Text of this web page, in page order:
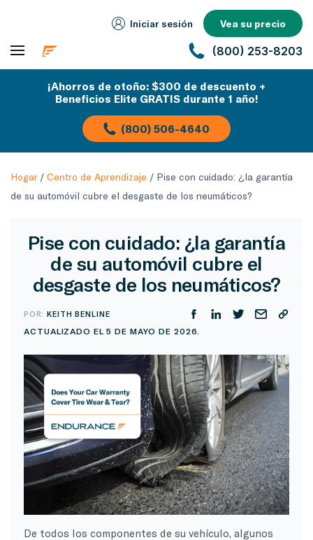
Iniciar sesión Vea su precio
(800) 253-8203
¡Ahorros de otoño: $300 de descuento +
Beneficios Elite GRATIS durante 1 año!
(800) 506-4640
Hogar/ Centro de Aprendizaje / Pise con cuidado: ¿la garantía
de su automóvil cubre el desgaste de los neumáticos?
Pise con cuidado: ¿la garantía
de su automóvil cubre el
desgaste de los neumáticos?
POR:KEITH BENLINE
ACTUALIZADO EL 5 DE MAYO DE 2026.
De todos los componentes de su vehículo, algunos